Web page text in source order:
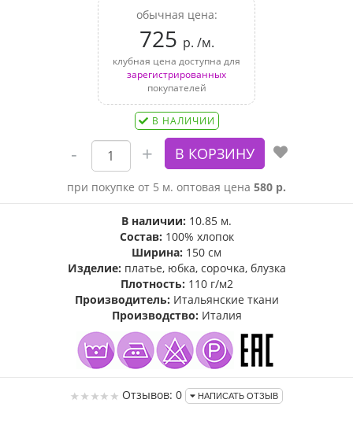
обычная цена:
725 р. /м.
клубная цена доступна для
зарегистрированных
покупателей
В НАЛИЧИИ
при покупке от 5 м. оптовая цена 580 р.
В наличии: 10.85 м.
Состав: 100% хлопок
Ширина: 150 см
Изделие: платье, юбка, сорочка, блузка
Плотность: 110 г/м2
Производитель: Итальянские ткани
Производство: Италия
Отзывов: 0 НАПИСАТЬ ОТЗЫВ